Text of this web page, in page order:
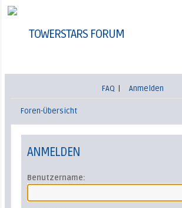
TOWERSTARS FORUM
FAQ Anmelden
Foren-Übersicht
ANMELDEN
Benutzername: